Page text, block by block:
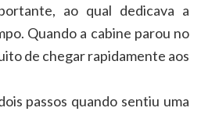
ao qual dedicava a
Quando a cabine parou no
de chegar rapidamente aos
passos quando sentiu uma